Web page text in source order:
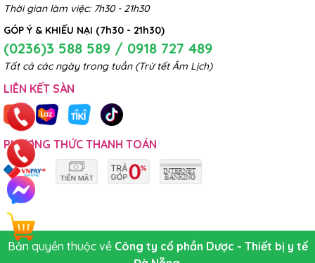
Thời gian làm việc: 7h30 - 21h30
GÓP Ý & KHIẾU NẠI (7h30 - 21h30)
(0236)3 588 589 / 0918 727 489
Tất cả các ngày trong tuần (Trừ tết Âm Lịch)
LIÊN KẾT SÀN
PHƯƠNG THỨC THANH TOÁN
Bản quyền thuộc về Công ty cổ phần Dược - Thiết bị y tế